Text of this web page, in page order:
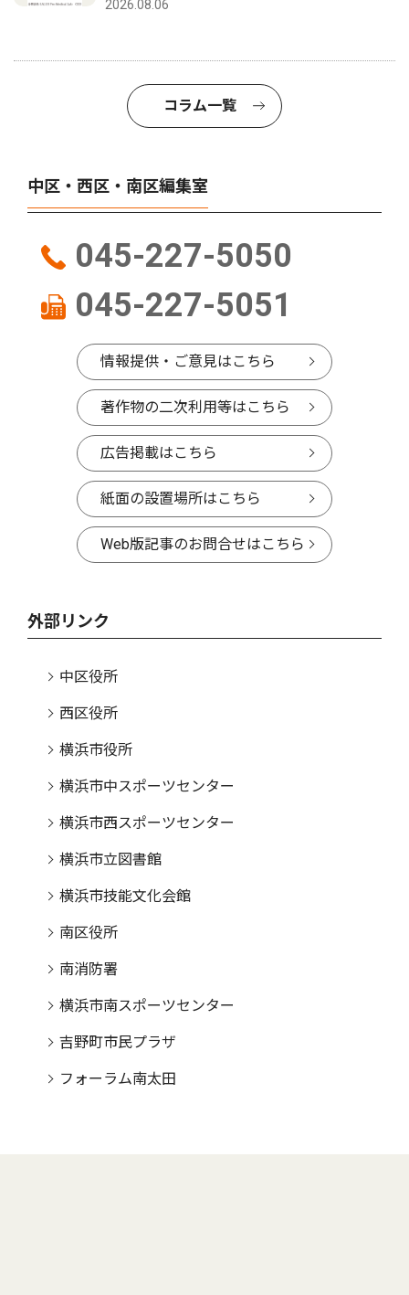
2026.08.06
コラム一覧
中区・西区・南区編集室
045-227-5050
045-227-5051
情報提供・ご意見はこちら
著作物の二次利用等はこちら
広告掲載はこちら
紙面の設置場所はこちら
Web版記事のお問合せはこちら
外部リンク
中区役所
西区役所
横浜市役所
横浜市中スポーツセンター
横浜市西スポーツセンター
横浜市立図書館
横浜市技能文化会館
南区役所
南消防署
横浜市南スポーツセンター
吉野町市民プラザ
フォーラム南太田